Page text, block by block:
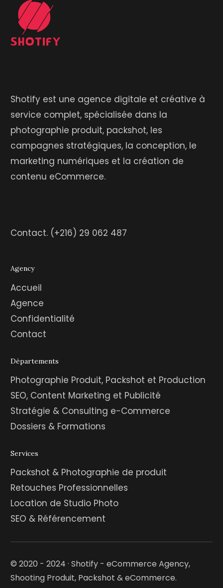
Shotify est une agence digitale et créative à
service complet, spécialisée dans la
photographie produit, packshot, les
campagnes stratégiques, la conception, le
marketing numériques et la création de
contenu eCommerce.
Contact. (+216) 29 062 487
Agency
Accueil
Agence
Confidentialité
Contact
Départements
Photographie Produit, Packshot et Production
SEO, Content Marketing et Publicité
Stratégie & Consulting e-Commerce
Dossiers & Formations
Services
Packshot & Photographie de produit
Retouches Professionnelles
Location de Studio Photo
SEO & Référencement
© 2020 - 2024 · Shotify - eCommerce Agency,
Shooting Produit, Packshot & eCommerce.